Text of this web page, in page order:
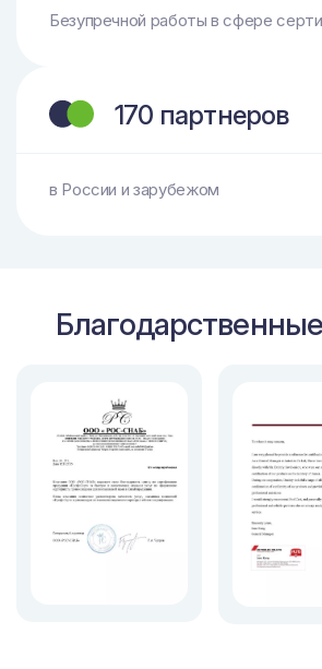
Безупречной работы в сфере
170 партнеров
в России и зарубежом